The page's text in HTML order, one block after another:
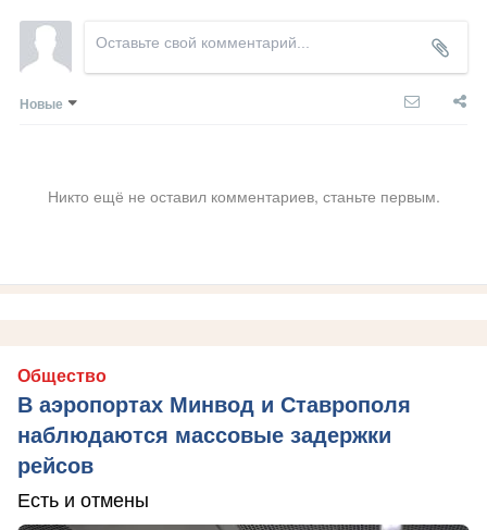
Новые
Никто ещё не оставил комментариев, станьте первым.
Общество
В аэропортах Минвод и Ставрополя
наблюдаются массовые задержки
рейсов
Есть и отмены